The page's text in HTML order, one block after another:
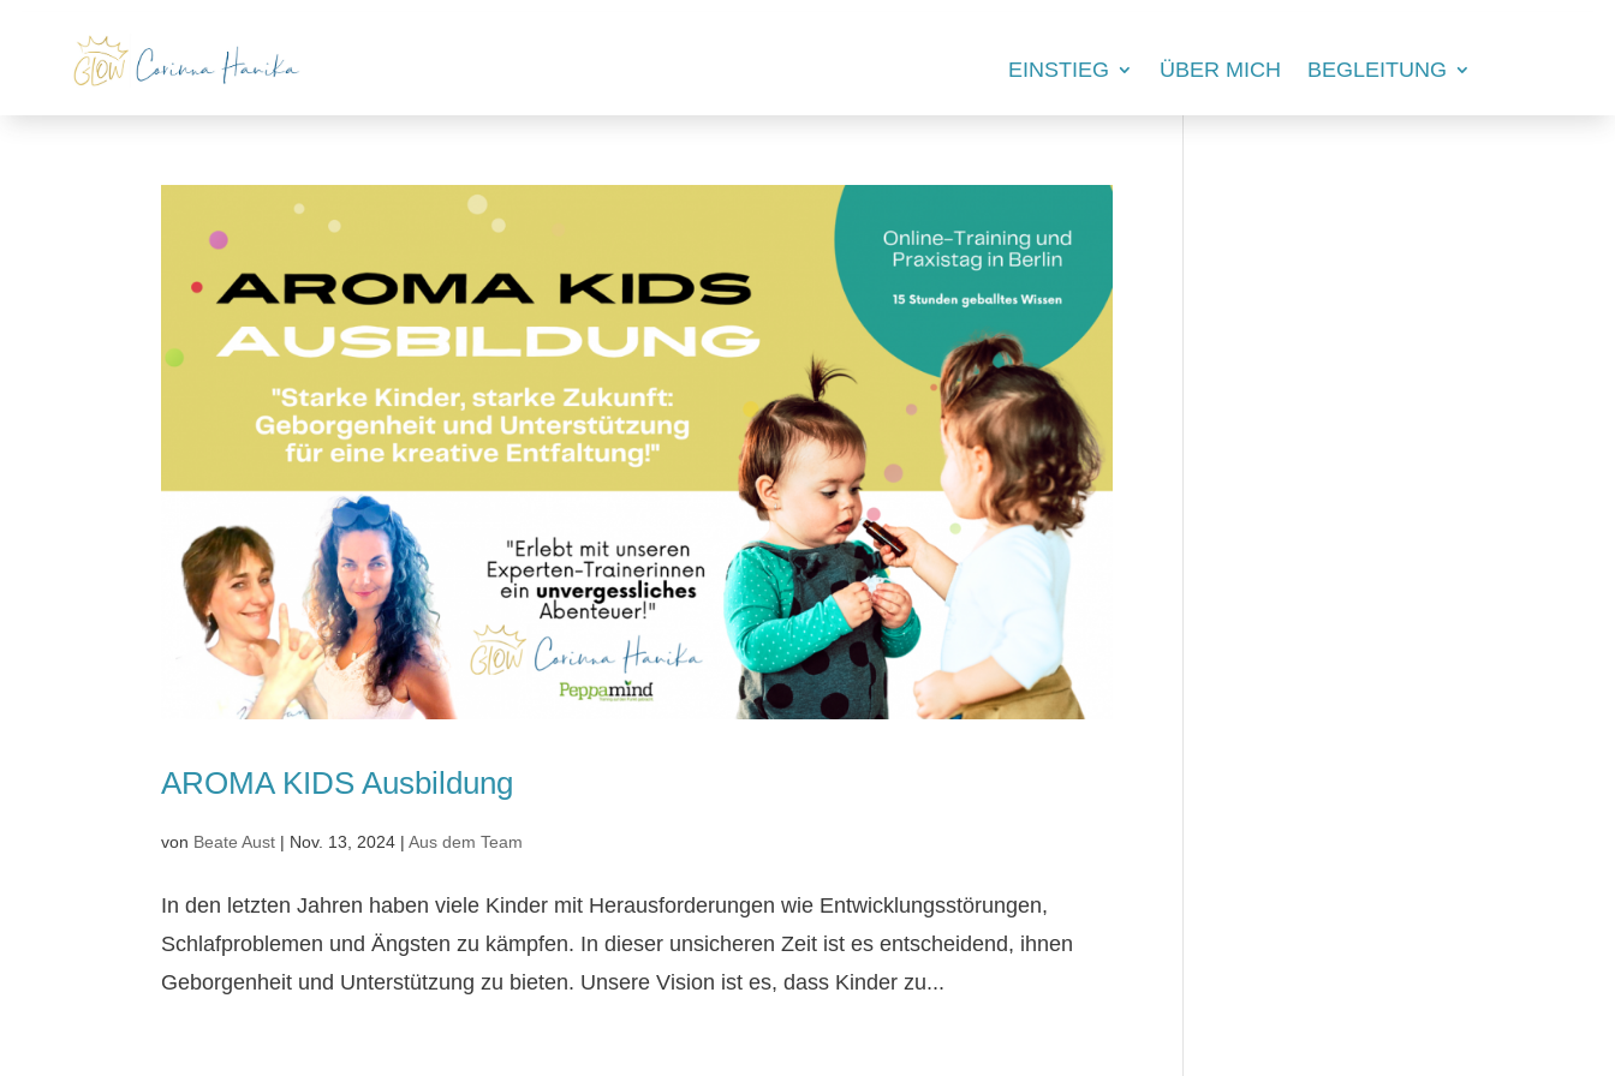
EINSTIEG ÜBER MICH BEGLEITUNG
AROMA KIDS Ausbildung
von Beate Aust | Nov. 13, 2024 |Aus dem Team
In den letzten Jahren haben viele Kinder mit Herausforderungen wie Entwicklungsstörungen,
Schlafproblemen und Ängsten zu kämpfen. In dieser unsicheren Zeit ist es entscheidend, ihnen
Geborgenheit und Unterstützung zu bieten. Unsere Vision ist es, dass Kinder zu...